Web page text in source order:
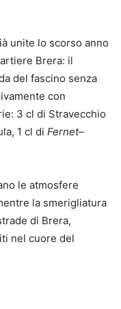
unite lo scorso anno
Brera: il
del fascino senza
con
3 cl di Stravecchio
1 cl di Fernet–
le atmosfere
la smerigliatura
di Brera,
nel cuore del